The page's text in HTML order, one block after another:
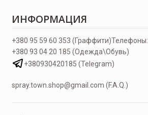
ИНФОРМАЦИЯ
Телефоны:
+380 95 59 60 353 (Граффити)
+380 93 04 20 185 (Одежда\Обувь)
+380930420185 (Telegram)
spray.town.shop@gmail.com (F.A.Q.)